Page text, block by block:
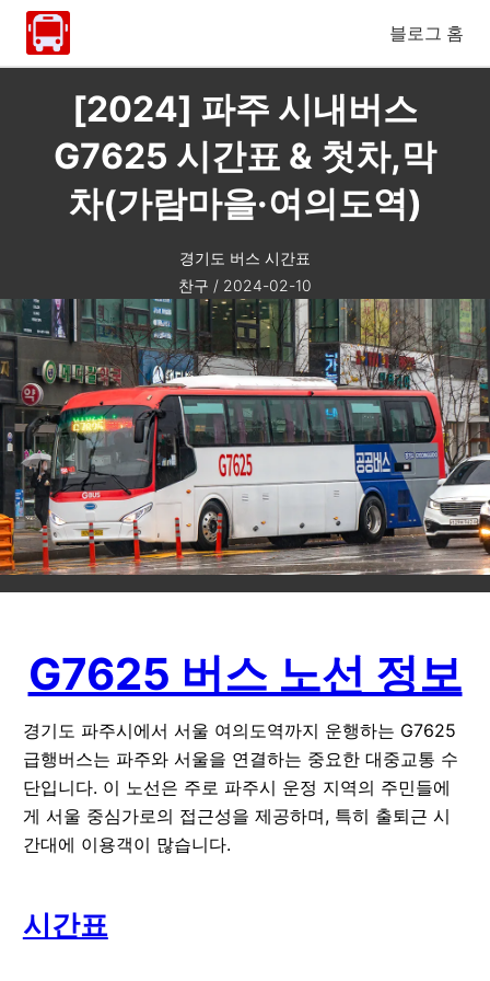
블로그 홈
[2024] 파주 시내버스
G7625 시간표 & 첫차,막
차(가람마을·여의도역)
경기도 버스 시간표
찬구 / 2024-02-10
G7625 버스 노선 정보
경기도 파주시에서 서울 여의도역까지 운행하는 G7625
급행버스는 파주와 서울을 연결하는 중요한 대중교통 수
단입니다. 이 노선은 주로 파주시 운정 지역의 주민들에
게 서울 중심가로의 접근성을 제공하며, 특히 출퇴근 시
간대에 이용객이 많습니다.
시간표